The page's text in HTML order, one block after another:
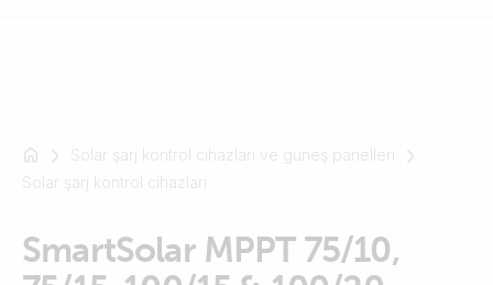
Mesela
SmartSolar
Orion
Solar şarj kontrol cihazları ve güneş panelleri
Solar şarj kontrol cihazları
SmartSolar MPPT 75/10,